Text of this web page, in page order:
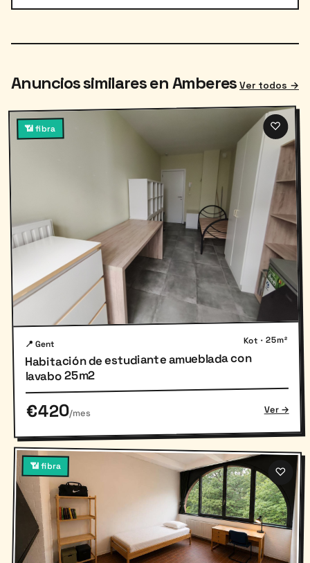
Anuncios similares en Amberes Ver todos →
📶 fibra ♡
📍 Gent Kot · 25m²
Habitación de estudiante amueblada con
lavabo 25m2
€420/mes Ver →
📶 fibra ♡